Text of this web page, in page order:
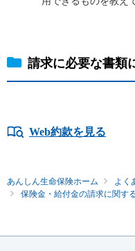
請求に必要な書類
Web約款を見る
あんしん生命保険ホーム よく
保険金・給付金の請求に関す